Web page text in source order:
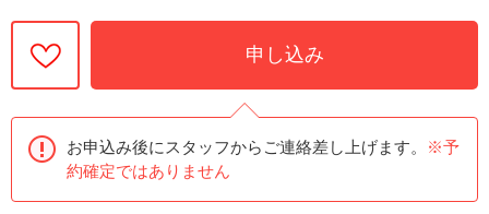
申し込み
お申込み後にスタッフからご連絡差し上げます。
※予
約確定ではありません